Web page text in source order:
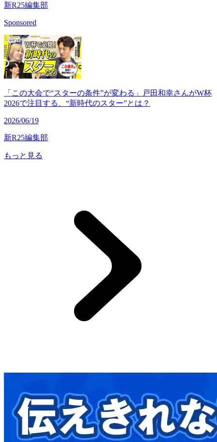
新R25編集部
Sponsored
「この大会で“スターの条件”が変わる」戸田和幸さんがW杯
2026で注目する、“新時代のスター”とは？
2026/06/19
新R25編集部
もっと見る